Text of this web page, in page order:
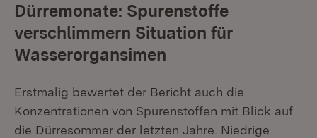
Dürremonate: Spurenstoffe
verschlimmern Situation für
Wasserorgansimen
Erstmalig bewertet der Bericht auch die
Konzentrationen von Spurenstoffen mit Blick auf
die Dürresommer der letzten Jahre. Niedrige